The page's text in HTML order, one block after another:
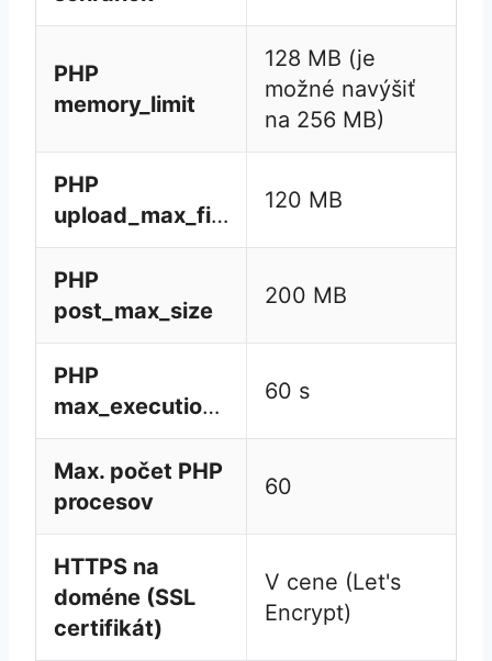
PHP
memory_limit
128 MB (je
možné navýšiť
na 256 MB)
PHP
upload_max_filesize
120 MB
PHP
post_max_size
200 MB
PHP
max_execution_time
60 s
Max. počet PHP
procesov
60
HTTPS na
doméne (SSL
certifikát)
V cene (Let's
Encrypt)